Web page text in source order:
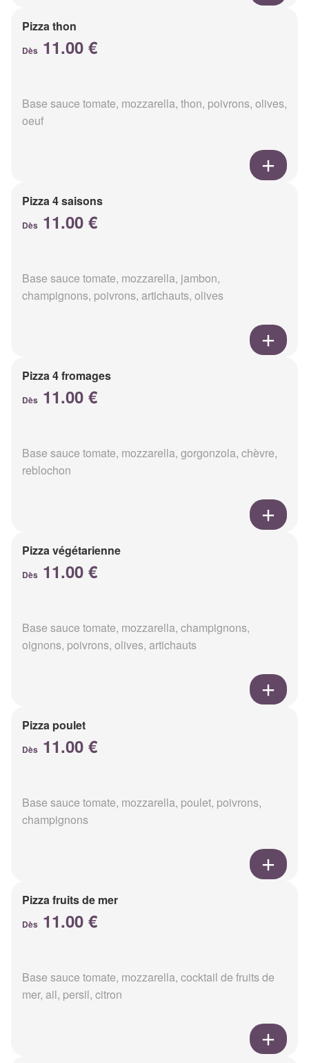
Pizza thon
Dès 11.00 €
Base sauce tomate, mozzarella, thon, poivrons, olives,
oeuf
Pizza 4 saisons
Dès 11.00 €
Base sauce tomate, mozzarella, jambon,
champignons, poivrons, artichauts, olives
Pizza 4 fromages
Dès 11.00 €
Base sauce tomate, mozzarella, gorgonzola, chèvre,
reblochon
Pizza végétarienne
Dès 11.00 €
Base sauce tomate, mozzarella, champignons,
oignons, poivrons, olives, artichauts
Pizza poulet
Dès 11.00 €
Base sauce tomate, mozzarella, poulet, poivrons,
champignons
Pizza fruits de mer
Dès 11.00 €
Base sauce tomate, mozzarella, cocktail de fruits de
mer, ail, persil, citron